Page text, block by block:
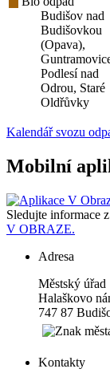
Budišov nad
Budišovkou
(Opava),
Podlesí nad
Odrou, Staré
Oldřůvky
Kalendář svozu
Mobilní
Sledujte informace
V OBRAZE.
Adresa
Městský úřad
Halaškovo
747 87
Kontakty